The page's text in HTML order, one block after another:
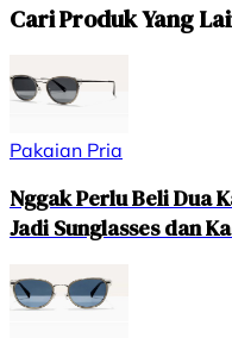
Cari Produk Yang
Pakaian Pria
Nggak Perlu Beli Dua
Jadi Sunglasses dan